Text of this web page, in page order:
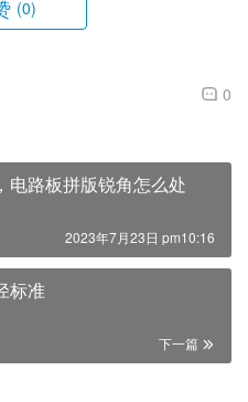
(0)
0
电路板拼版锐角怎么处
2023年7月23日 pm10:16
标准
下一篇